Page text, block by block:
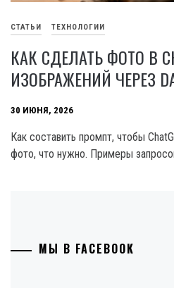
СТАТЬИ ТЕХНОЛОГИИ
КАК СДЕЛАТЬ ФОТО В
ИЗОБРАЖЕНИЙ ЧЕРЕЗ
30 ИЮНЯ, 2026
Как составить промпт, чтобы
фото, что нужно. Примеры
МЫ В FACEBOOK